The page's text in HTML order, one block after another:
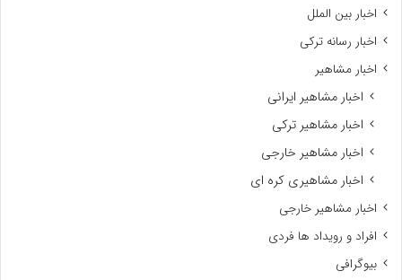
اخبار بین الملل
اخبار رسانه ترکی
اخبار مشاهیر
اخبار مشاهیر ایرانی
اخبار مشاهیر ترکی
اخبار مشاهیر خارجی
اخبار مشاهیری کره ای
اخبار مشاهیر خارجی
افراد و رویداد ها فردی
بیوگرافی